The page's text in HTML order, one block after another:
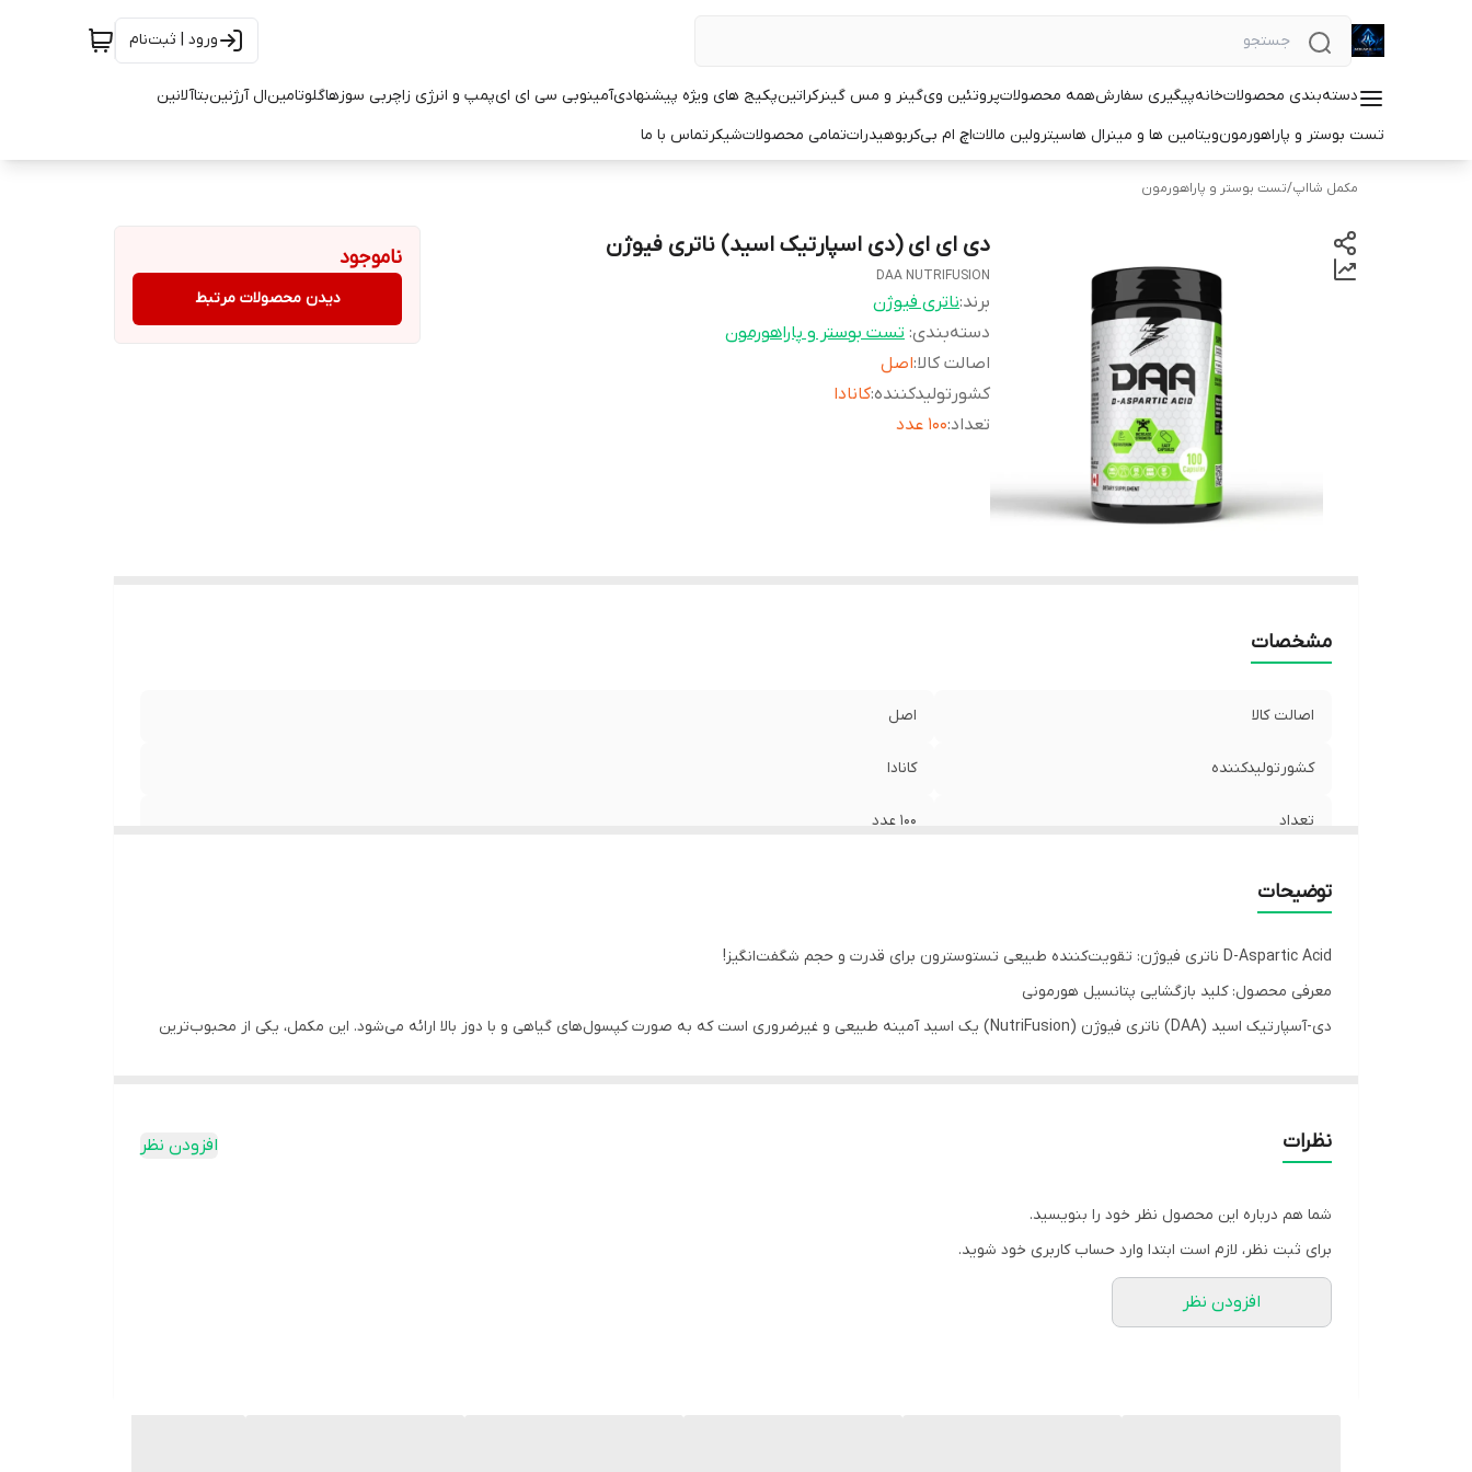
ورود | ثبت‌نام
دسته‌بندی محصولاتخانهپیگیری سفارشهمه محصولاتپروتئین ویگینر و مس گینرکراتینپکیج های ویژه پیشنهادیآمینوبی سی ای ایپمپ و انرژی زاچربی سوزهاگلوتامینال آرژنینبتاآلانین
تست بوستر و پاراهورمونویتامین ها و مینرال هاسیترولین مالاتاچ ام بیکربوهیدراتتمامی محصولاتشیکرتماس با ما
مکمل شااپ/تست بوستر و پاراهورمون
دی ای ای (دی اسپارتیک اسید) ناتری فیوژن
DAA NUTRIFUSION
برند:ناتری فیوژن
دسته‌بندی: تست بوستر و پاراهورمون
اصالت کالا:اصل
کشورتولیدکننده:کانادا
تعداد:۱۰۰ عدد
ناموجود
دیدن محصولات مرتبط
مشخصات
اصالت کالا اصل
کشورتولیدکننده کانادا
تعداد ۱۰۰ عدد
توضیحات
D-Aspartic Acid ناتری فیوژن: تقویت‌کننده طبیعی تستوسترون برای قدرت و حجم شگفت‌انگیز!
معرفی محصول: کلید بازگشایی پتانسیل هورمونی
دی-آسپارتیک اسید (DAA) ناتری فیوژن (NutriFusion) یک اسید آمینه طبیعی و غیرضروری است که به صورت کپسول‌های گیاهی و با دوز بالا ارائه می‌شود. این مکمل، یکی از محبوب‌ترین
انتخابی عالی برای ورزشکاران جدی و افراد بالای ۳۰ سال است که به دنبال افزایش طبیعی انرژی، استقامت و میل جنسی هستند.
* تقویت تستوسترون: هدف اصلی DAA، کمک به افزایش سطح تستوسترون آزاد و کل در بدن به روشی کاملاً طبیعی است.
* افزایش قدرت: افزایش طبیعی هورمون‌ها به طور مستقیم منجر به توانایی بیشتر در بلند کردن وزنه‌های سنگین‌تر و افزایش قابل توجه قدرت عضلانی می‌شود.
نظرات افزودن نظر
شما هم درباره این محصول نظر خود را بنویسید.
برای ثبت نظر، لازم است ابتدا وارد حساب کاربری خود شوید.
افزودن نظر